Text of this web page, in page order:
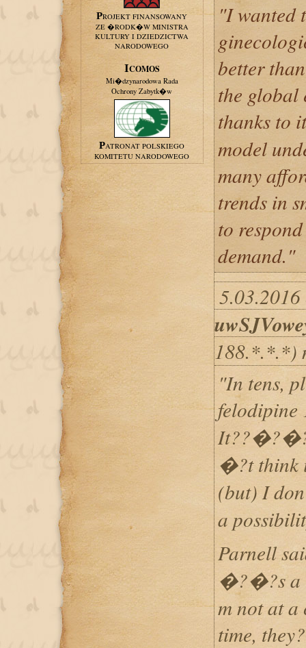
PROJEKT FINANSOWANY
ZE �RODK�W MINISTRA
KULTURY I DZIEDZICTWA
NARODOWEGO
ICOMOS
Mi�dzynarodowa Rada
Ochrony Zabytk�w
PATRONAT POLSKIEGO
KOMITETU NARODOWEGO
"I wanted
better
the global
thanks
model
many
trends in
to
demand."
188.*.*.*)
"In tens,
�?t think
(but) I
a
Parnell
�?�?s a
m not at
time,